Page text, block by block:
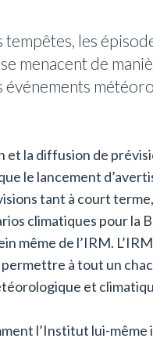
tempêtes, les
menacent de
événements
et la diffusion de
le lancement
tant à court
climatiques pour la
même de l’IRM.
à tout un
et
l’Institut lui-même